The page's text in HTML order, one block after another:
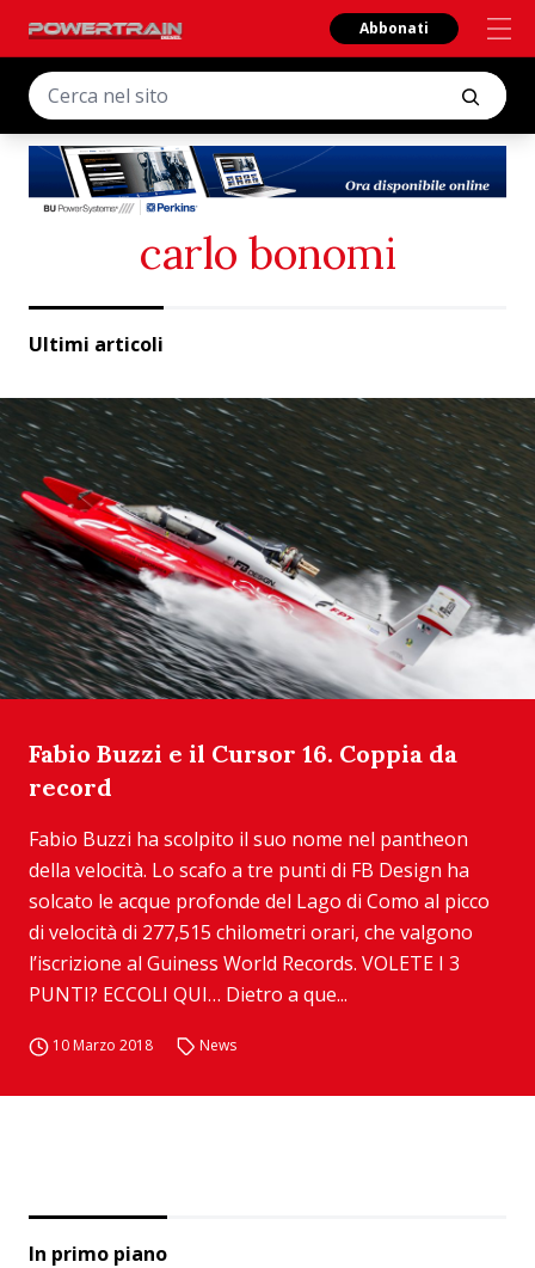
Abbonati
carlo bonomi
Ultimi articoli
Fabio Buzzi e il Cursor 16. Coppia da
record
Fabio Buzzi ha scolpito il suo nome nel pantheon
della velocità. Lo scafo a tre punti di FB Design ha
solcato le acque profonde del Lago di Como al picco
di velocità di 277,515 chilometri orari, che valgono
l’iscrizione al Guiness World Records. VOLETE I 3
PUNTI? ECCOLI QUI… Dietro a que...
10 Marzo 2018 News
In primo piano